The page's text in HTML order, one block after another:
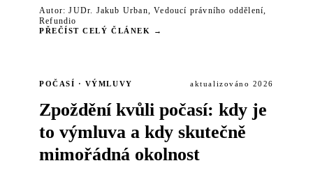
Autor: JUDr. Jakub Urban, Vedoucí právního oddělení,
Refundio
PŘEČÍST CELÝ ČLÁNEK →
POČASÍ · VÝMLUVY aktualizováno 2026
Zpoždění kvůli počasí: kdy je
to výmluva a kdy skutečně
mimořádná okolnost